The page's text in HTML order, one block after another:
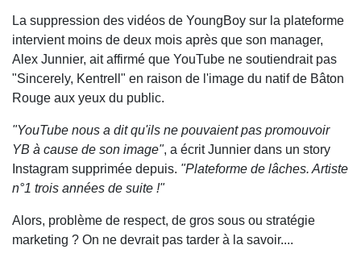
La suppression des vidéos de YoungBoy sur la plateforme
intervient moins de deux mois après que son manager,
Alex Junnier, ait affirmé que YouTube ne soutiendrait pas
"Sincerely, Kentrell" en raison de l'image du natif de Bâton
Rouge aux yeux du public.
"YouTube nous a dit qu'ils ne pouvaient pas promouvoir
YB à cause de son image", a écrit Junnier dans un story
Instagram supprimée depuis. "Plateforme de lâches. Artiste
n°1 trois années de suite !"
Alors, problème de respect, de gros sous ou stratégie
marketing ? On ne devrait pas tarder à la savoir....